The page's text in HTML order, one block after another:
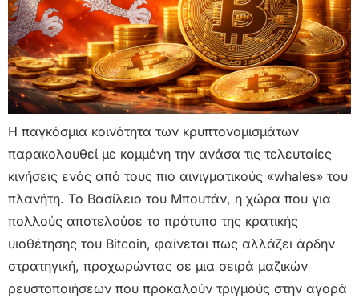
Η παγκόσμια κοινότητα των κρυπτονομισμάτων
παρακολουθεί με κομμένη την ανάσα τις τελευταίες
κινήσεις ενός από τους πιο αινιγματικούς «whales» του
πλανήτη. Το Βασίλειο του Μπουτάν, η χώρα που για
πολλούς αποτελούσε το πρότυπο της κρατικής
υιοθέτησης του Bitcoin, φαίνεται πως αλλάζει άρδην
στρατηγική, προχωρώντας σε μια σειρά μαζικών
ρευστοποιήσεων που προκαλούν τριγμούς στην αγορά